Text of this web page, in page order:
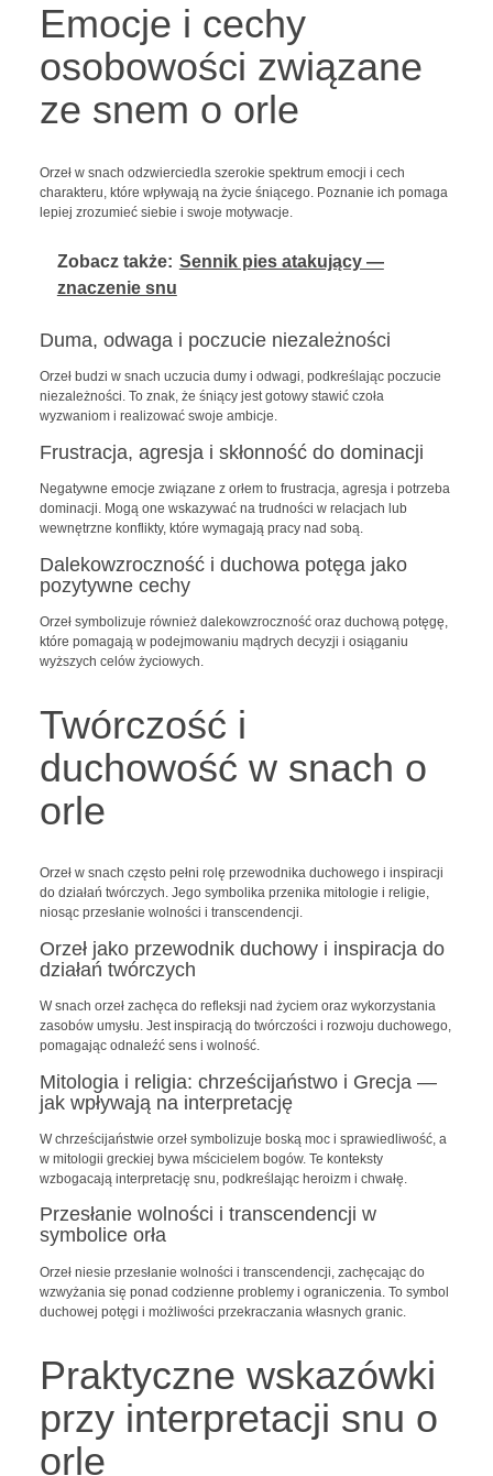
Emocje i cechy
osobowości związane
ze snem o orle
Orzeł w snach odzwierciedla szerokie spektrum emocji i cech
charakteru, które wpływają na życie śniącego. Poznanie ich pomaga
lepiej zrozumieć siebie i swoje motywacje.
Zobacz także: Sennik pies atakujący —
znaczenie snu
Duma, odwaga i poczucie niezależności
Orzeł budzi w snach uczucia dumy i odwagi, podkreślając poczucie
niezależności. To znak, że śniący jest gotowy stawić czoła
wyzwaniom i realizować swoje ambicje.
Frustracja, agresja i skłonność do dominacji
Negatywne emocje związane z orłem to frustracja, agresja i potrzeba
dominacji. Mogą one wskazywać na trudności w relacjach lub
wewnętrzne konflikty, które wymagają pracy nad sobą.
Dalekowzroczność i duchowa potęga jako
pozytywne cechy
Orzeł symbolizuje również dalekowzroczność oraz duchową potęgę,
które pomagają w podejmowaniu mądrych decyzji i osiąganiu
wyższych celów życiowych.
Twórczość i
duchowość w snach o
orle
Orzeł w snach często pełni rolę przewodnika duchowego i inspiracji
do działań twórczych. Jego symbolika przenika mitologie i religie,
niosąc przesłanie wolności i transcendencji.
Orzeł jako przewodnik duchowy i inspiracja do
działań twórczych
W snach orzeł zachęca do refleksji nad życiem oraz wykorzystania
zasobów umysłu. Jest inspiracją do twórczości i rozwoju duchowego,
pomagając odnaleźć sens i wolność.
Mitologia i religia: chrześcijaństwo i Grecja —
jak wpływają na interpretację
W chrześcijaństwie orzeł symbolizuje boską moc i sprawiedliwość, a
w mitologii greckiej bywa mścicielem bogów. Te konteksty
wzbogacają interpretację snu, podkreślając heroizm i chwałę.
Przesłanie wolności i transcendencji w
symbolice orła
Orzeł niesie przesłanie wolności i transcendencji, zachęcając do
wzwyżania się ponad codzienne problemy i ograniczenia. To symbol
duchowej potęgi i możliwości przekraczania własnych granic.
Praktyczne wskazówki
przy interpretacji snu o
orle